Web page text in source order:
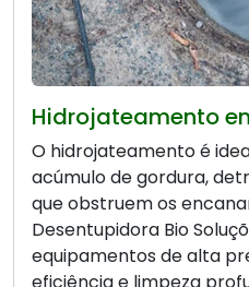
Hidrojateamento
O hidrojateamento é
acúmulo de gordura,
que obstruem os
Desentupidora Bio
equipamentos de alta
eficiência e limpeza